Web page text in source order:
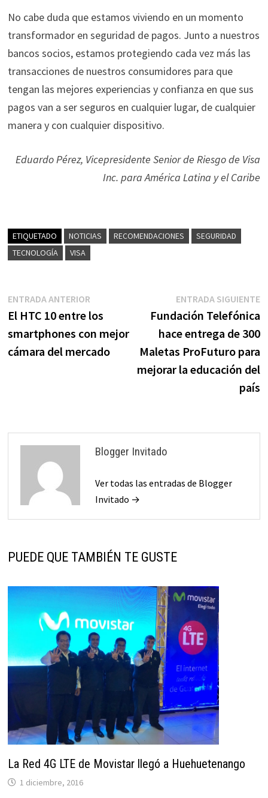
No cabe duda que estamos viviendo en un momento
transformador en seguridad de pagos. Junto a nuestros
bancos socios, estamos protegiendo cada vez más las
transacciones de nuestros consumidores para que
tengan las mejores experiencias y confianza en que sus
pagos van a ser seguros en cualquier lugar, de cualquier
manera y con cualquier dispositivo.
Eduardo Pérez, Vicepresidente Senior de Riesgo de Visa
Inc. para América Latina y el Caribe
ETIQUETADO NOTICIAS RECOMENDACIONES
SEGURIDAD
TECNOLOGÍA
VISA
Navegación
de
entradas
ENTRADA ANTERIOREntrada
anterior:
El HTC 10 entre los
smartphones con mejor
cámara del mercado
ENTRADA SIGUIENTE
Fundación Telefónica
hace entrega de 300
Maletas ProFuturo para
mejorar la educación del
país
Blogger Invitado
Ver todas las entradas de Blogger
Invitado →
PUEDE QUE TAMBIÉN TE GUSTE
La Red 4G LTE de Movistar llegó a Huehuetenango
1 diciembre, 2016